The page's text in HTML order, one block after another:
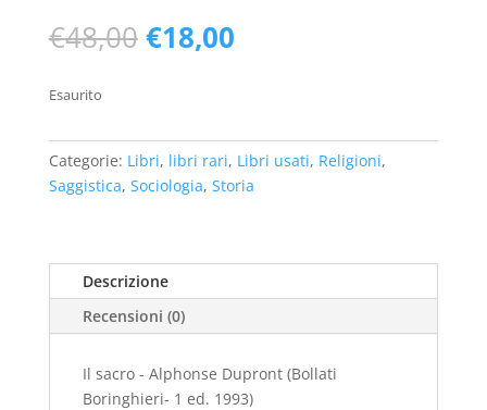
€48,00 Il
prezzo
€48,00.
€18,00Il
€18,00.
Esaurito
Categorie: Libri, libri rari, Libri usati, Religioni,
Saggistica, Sociologia, Storia
Descrizione
Recensioni (0)
Il sacro - Alphonse Dupront (Bollati
Boringhieri- 1 ed. 1993)